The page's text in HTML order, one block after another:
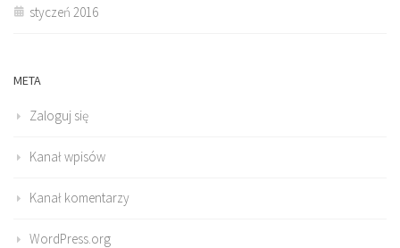
styczeń 2016
META
Zaloguj się
Kanał wpisów
Kanał komentarzy
WordPress.org